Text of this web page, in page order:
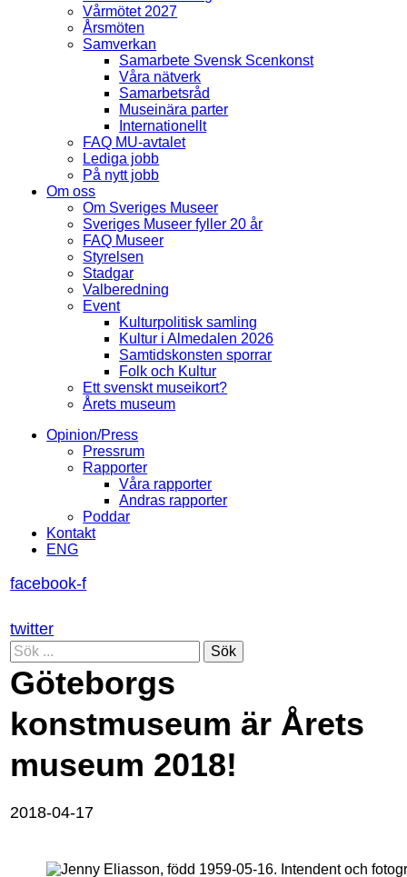
Vårmötet 2027
Årsmöten
Samverkan
Samarbete Svensk Scenkonst
Våra nätverk
Samarbetsråd
Museinära parter
Internationellt
FAQ MU-avtalet
Lediga jobb
På nytt jobb
Om oss
Om Sveriges Museer
Sveriges Museer fyller 20 år
FAQ Museer
Styrelsen
Stadgar
Valberedning
Event
Kulturpolitisk samling
Kultur i Almedalen 2026
Samtidskonsten sporrar
Folk och Kultur
Ett svenskt museikort?
Årets museum
Opinion/Press
Pressrum
Rapporter
Våra rapporter
Andras rapporter
Poddar
Kontakt
ENG
facebook-f
twitter
Sök
Göteborgs
konstmuseum är Årets
museum 2018!
2018-04-17